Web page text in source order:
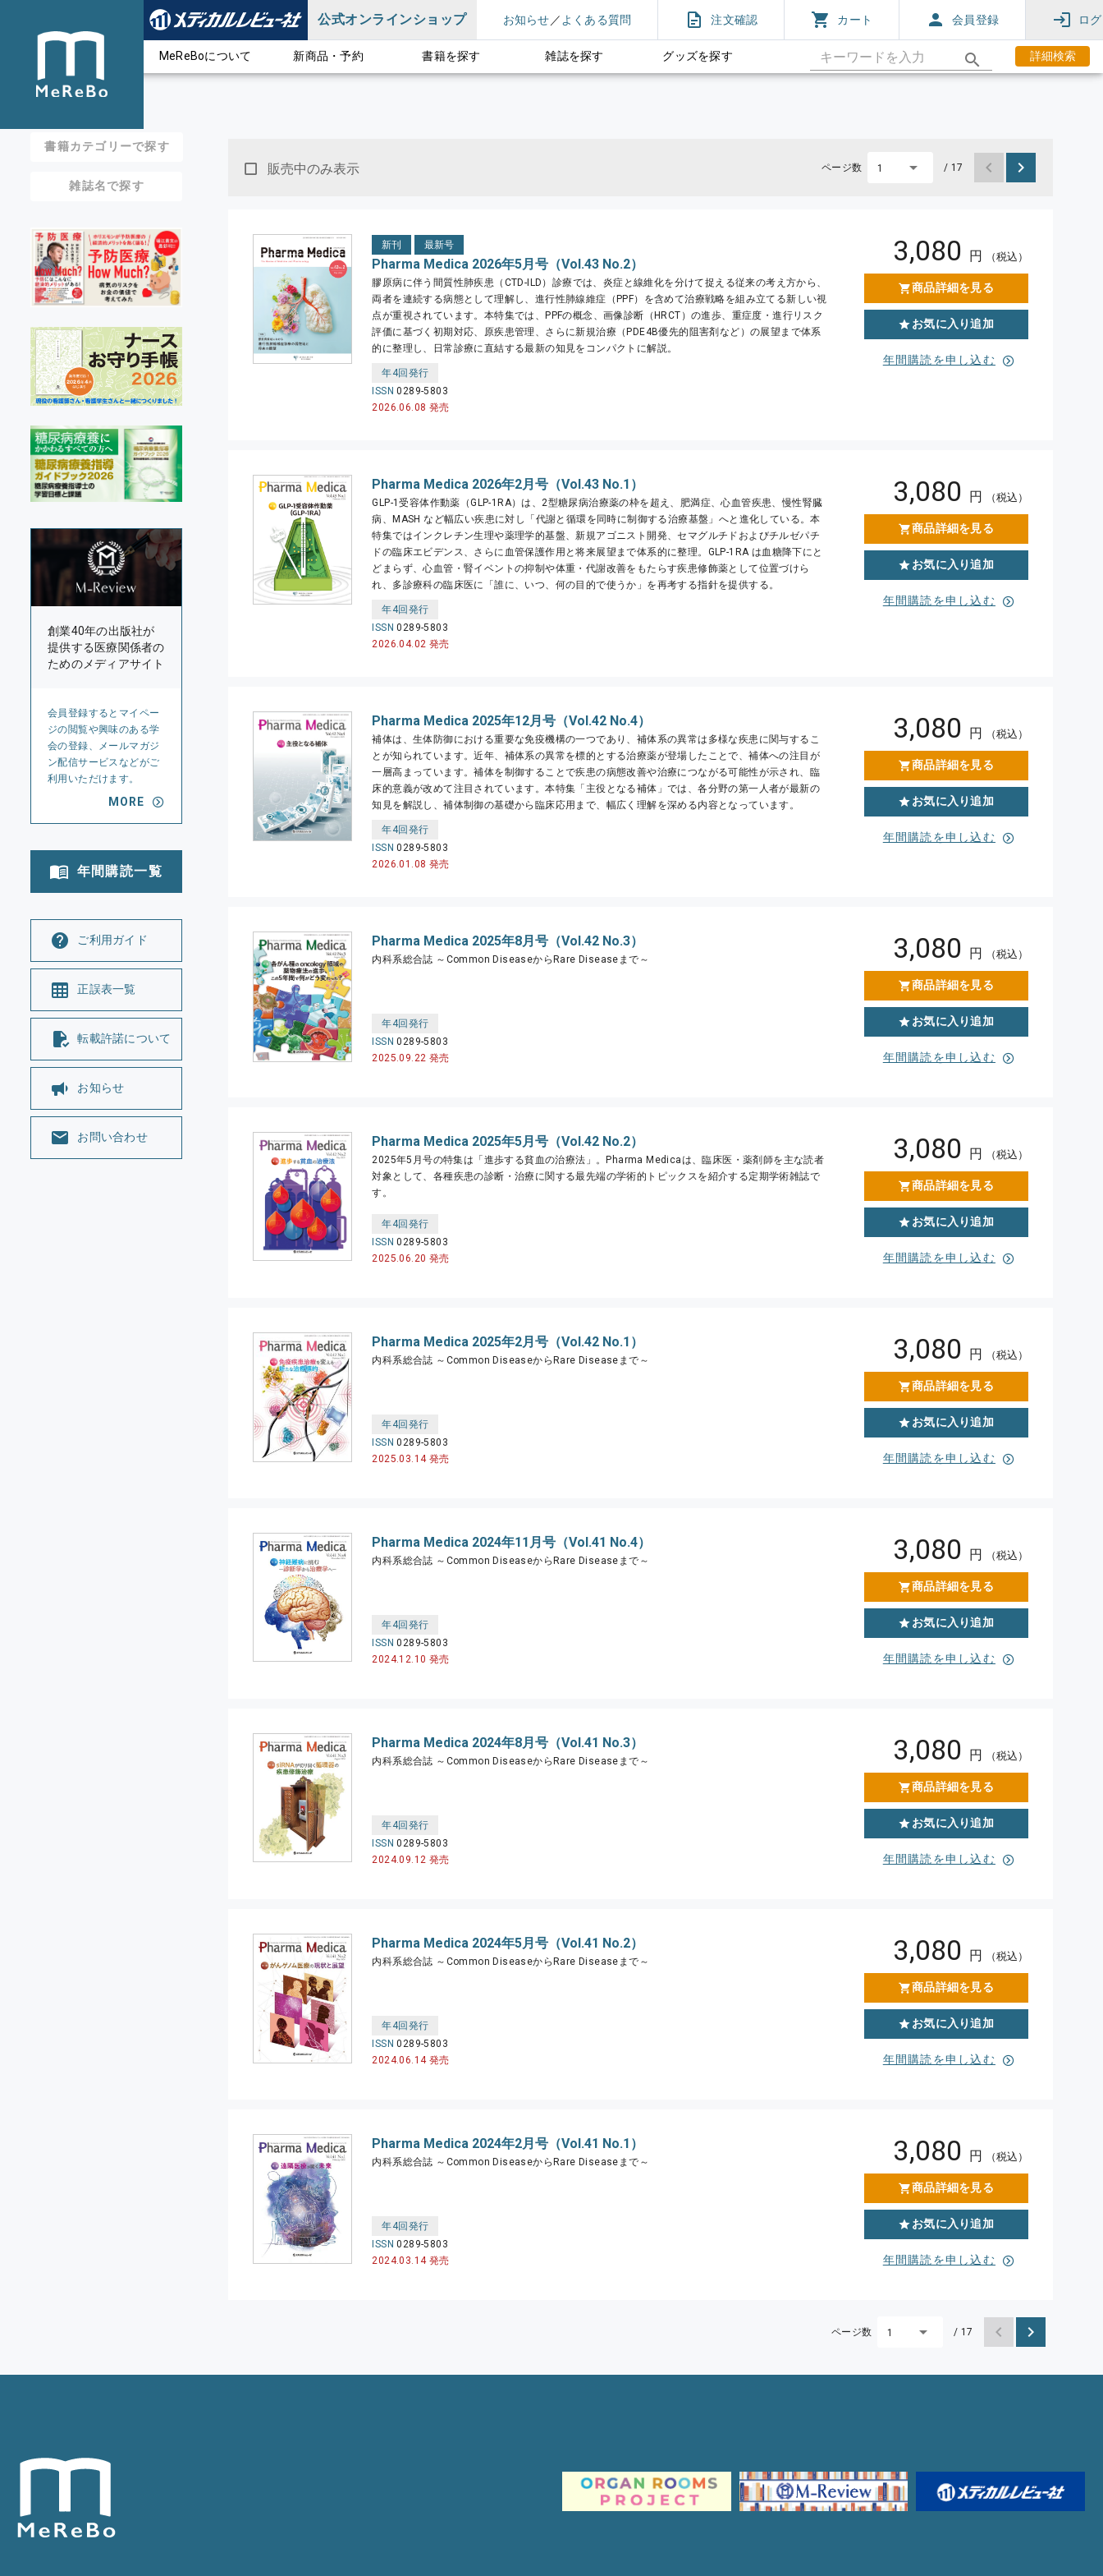
公式オンラインショップ お知らせ ／ よくある質問 注文確認 カート 会員登録 ロ
MeReBoについて 新商品・予約 書籍を探す 雑誌を探す グッズを探す 詳細検索
書籍カテゴリーで探す
雑誌名で探す
創業40年の出版社が
提供する医療関係者の
ためのメディアサイト
会員登録するとマイペー
ジの閲覧や興味のある学
会の登録、メールマガジ
ン配信サービスなどがご
利用いただけます。
MORE
年間購読一覧
ご利用ガイド
正誤表一覧
転載許諾について
お知らせ
お問い合わせ
販売中のみ表示 ページ数 1 / 17
新刊 最新号
Pharma Medica 2026年5月号（Vol.43 No.2）
膠原病に伴う間質性肺疾患（CTD-ILD）診療では、炎症と線維化を分けて捉える従来の考え方から、
両者を連続する病態として理解し、進行性肺線維症（PPF）を含めて治療戦略を組み立てる新しい視
点が重視されています。本特集では、PPFの概念、画像診断（HRCT）の進歩、重症度・進行リスク
評価に基づく初期対応、原疾患管理、さらに新規治療（PDE4B優先的阻害剤など）の展望まで体系
的に整理し、日常診療に直結する最新の知見をコンパクトに解説。
年4回発行
ISSN 0289-5803
2026.06.08 発売
3,080 円 （税込）
商品詳細を見る
お気に入り追加
年間購読を申し込む
Pharma Medica 2026年2月号（Vol.43 No.1）
GLP-1受容体作動薬（GLP-1RA）は、2型糖尿病治療薬の枠を超え、肥満症、心血管疾患、慢性腎臓
病、MASH など幅広い疾患に対し「代謝と循環を同時に制御する治療基盤」へと進化している。本
特集ではインクレチン生理や薬理学的基盤、新規アゴニスト開発、セマグルチドおよびチルゼパチ
ドの臨床エビデンス、さらに血管保護作用と将来展望まで体系的に整理。GLP-1RA は血糖降下にと
どまらず、心血管・腎イベントの抑制や体重・代謝改善をもたらす疾患修飾薬として位置づけら
れ、多診療科の臨床医に「誰に、いつ、何の目的で使うか」を再考する指針を提供する。
年4回発行
ISSN 0289-5803
2026.04.02 発売
3,080 円 （税込）
商品詳細を見る
お気に入り追加
年間購読を申し込む
Pharma Medica 2025年12月号（Vol.42 No.4）
補体は、生体防御における重要な免疫機構の一つであり、補体系の異常は多様な疾患に関与するこ
とが知られています。近年、補体系の異常を標的とする治療薬が登場したことで、補体への注目が
一層高まっています。補体を制御することで疾患の病態改善や治療につながる可能性が示され、臨
床的意義が改めて注目されています。本特集「主役となる補体」では、各分野の第一人者が最新の
知見を解説し、補体制御の基礎から臨床応用まで、幅広く理解を深める内容となっています。
年4回発行
ISSN 0289-5803
2026.01.08 発売
3,080 円 （税込）
商品詳細を見る
お気に入り追加
年間購読を申し込む
Pharma Medica 2025年8月号（Vol.42 No.3）
内科系総合誌 ～Common DiseaseからRare Diseaseまで～
年4回発行
ISSN 0289-5803
2025.09.22 発売
3,080 円 （税込）
商品詳細を見る
お気に入り追加
年間購読を申し込む
Pharma Medica 2025年5月号（Vol.42 No.2）
2025年5月号の特集は「進歩する貧血の治療法」。Pharma Medicaは、臨床医・薬剤師を主な読者
対象として、各種疾患の診断・治療に関する最先端の学術的トピックスを紹介する定期学術雑誌で
す。
年4回発行
ISSN 0289-5803
2025.06.20 発売
3,080 円 （税込）
商品詳細を見る
お気に入り追加
年間購読を申し込む
Pharma Medica 2025年2月号（Vol.42 No.1）
内科系総合誌 ～Common DiseaseからRare Diseaseまで～
年4回発行
ISSN 0289-5803
2025.03.14 発売
3,080 円 （税込）
商品詳細を見る
お気に入り追加
年間購読を申し込む
Pharma Medica 2024年11月号（Vol.41 No.4）
内科系総合誌 ～Common DiseaseからRare Diseaseまで～
年4回発行
ISSN 0289-5803
2024.12.10 発売
3,080 円 （税込）
商品詳細を見る
お気に入り追加
年間購読を申し込む
Pharma Medica 2024年8月号（Vol.41 No.3）
内科系総合誌 ～Common DiseaseからRare Diseaseまで～
年4回発行
ISSN 0289-5803
2024.09.12 発売
3,080 円 （税込）
商品詳細を見る
お気に入り追加
年間購読を申し込む
Pharma Medica 2024年5月号（Vol.41 No.2）
内科系総合誌 ～Common DiseaseからRare Diseaseまで～
年4回発行
ISSN 0289-5803
2024.06.14 発売
3,080 円 （税込）
商品詳細を見る
お気に入り追加
年間購読を申し込む
Pharma Medica 2024年2月号（Vol.41 No.1）
内科系総合誌 ～Common DiseaseからRare Diseaseまで～
年4回発行
ISSN 0289-5803
2024.03.14 発売
3,080 円 （税込）
商品詳細を見る
お気に入り追加
年間購読を申し込む
ページ数 1 / 17